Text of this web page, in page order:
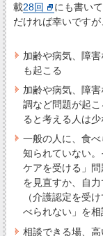
載28回
にも書い
だければ幸いです
加齢や病気、障
も起こる
加齢や病気、障
調など問題が起
ると考える人は
一般の人に、食
知られていない。
ケアを受ける」
を見直すか、自
（介護認定を受
べられない」を相
相談できる場、